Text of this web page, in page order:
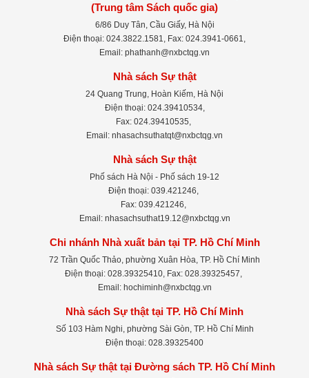
(Trung tâm Sách quốc gia)
6/86 Duy Tân, Cầu Giấy, Hà Nội
Điện thoại: 024.3822.1581, Fax: 024.3941-0661,
Email: phathanh@nxbctqg.vn
Nhà sách Sự thật
24 Quang Trung, Hoàn Kiếm, Hà Nội
Điện thoại: 024.39410534,
Fax: 024.39410535,
Email: nhasachsuthatqt@nxbctqg.vn
Nhà sách Sự thật
Phố sách Hà Nội - Phố sách 19-12
Điện thoại: 039.421246,
Fax: 039.421246,
Email: nhasachsuthat19.12@nxbctqg.vn
Chi nhánh Nhà xuất bản tại TP. Hồ Chí Minh
72 Trần Quốc Thảo, phường Xuân Hòa, TP. Hồ Chí Minh
Điện thoại: 028.39325410, Fax: 028.39325457,
Email: hochiminh@nxbctqg.vn
Nhà sách Sự thật tại TP. Hồ Chí Minh
Số 103 Hàm Nghi, phường Sài Gòn, TP. Hồ Chí Minh
Điện thoại: 028.39325400
Nhà sách Sự thật tại Đường sách TP. Hồ Chí Minh